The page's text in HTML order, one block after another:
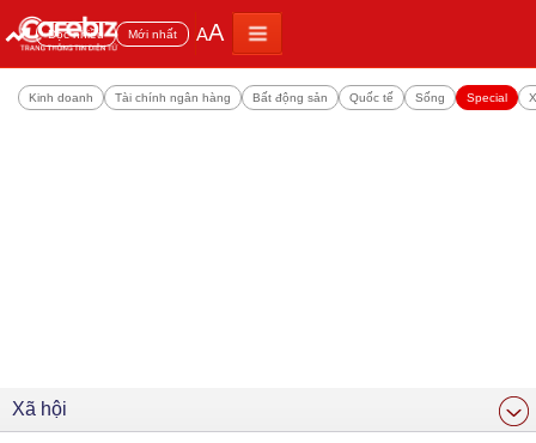
Đọc nhiều Mới nhất AA
Kinh doanh Tài chính ngân hàng Bất động sản Quốc tế Sống Special
Xã hội